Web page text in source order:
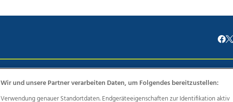
AGB Anzeigekunden AGB Website Ehrenkodex Politische
Wir und unsere Partner verarbeiten Daten, um Folgendes bereitzustellen:
Verwendung genauer Standortdaten. Endgeräteeigenschaften zur Identifikation aktiv